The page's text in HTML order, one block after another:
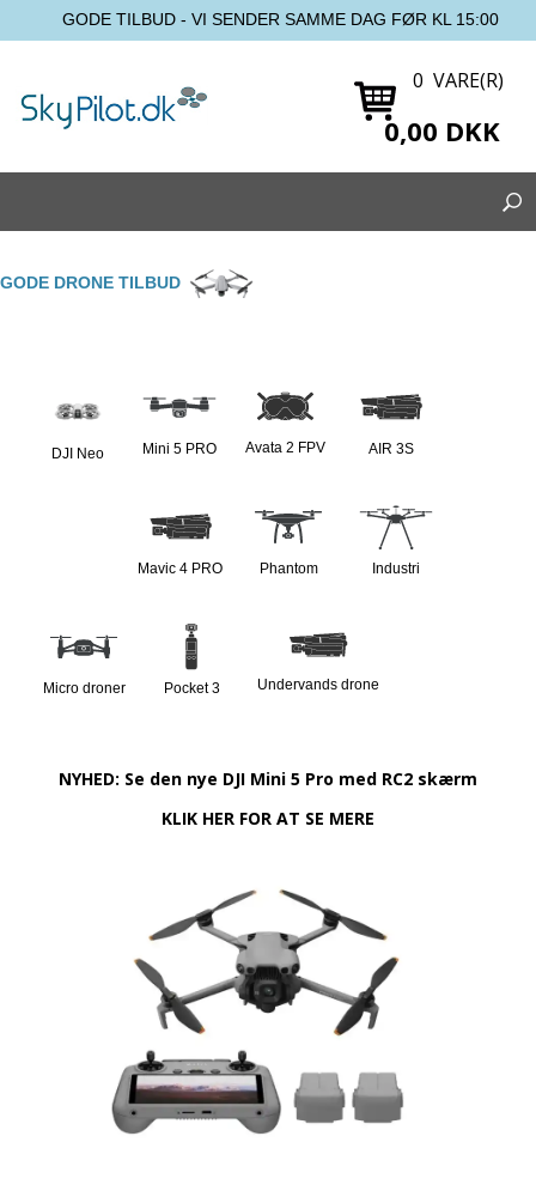
GODE TILBUD - VI SENDER SAMME DAG FØR KL 15:00
0 VARE(R)
0,00 DKK
GODE DRONE TILBUD
DJI Neo Mini 5 PRO Avata 2 FPV AIR 3S
Mavic 4 PRO Phantom Industri
Micro droner Pocket 3 Undervands drone
NYHED: Se den nye DJI Mini 5 Pro med RC2 skærm
KLIK HER FOR AT SE MERE